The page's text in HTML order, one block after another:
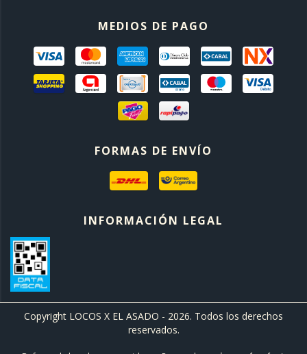
MEDIOS DE PAGO
FORMAS DE ENVÍO
INFORMACIÓN LEGAL
Copyright LOCOS X EL ASADO - 2026. Todos los derechos
reservados.